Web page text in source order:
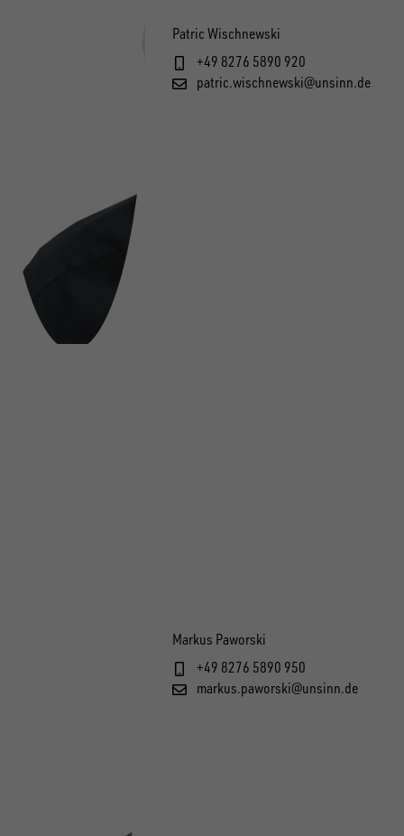
Patric Wischnewski
+49 8276 5890 920
patric.wischnewski@unsinn.de
Markus Paworski
+49 8276 5890 950
markus.paworski@unsinn.de